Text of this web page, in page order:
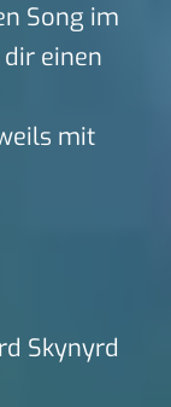
Song im
einen
mit
Skynyrd